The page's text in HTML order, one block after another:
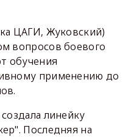
ЦАГИ, Жуковский)
вопросов боевого
обучения
применению до
линейку
Последняя на